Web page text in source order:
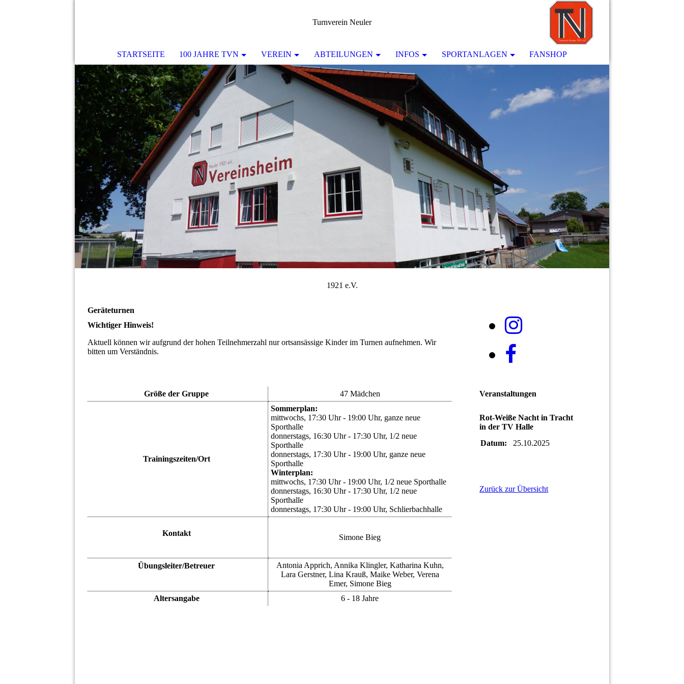
Turnverein Neuler
STARTSEITE 100 JAHRE TVN VEREIN ABTEILUNGEN INFOS SPORTANLAGEN FANSHOP
1921 e.V.
Geräteturnen
Wichtiger Hinweis!
Aktuell können wir aufgrund der hohen Teilnehmerzahl nur ortsansässige Kinder im Turnen aufnehmen. Wir
bitten um Verständnis.
Größe der Gruppe 47 Mädchen
Trainingszeiten/Ort
Sommerplan:
mittwochs, 17:30 Uhr - 19:00 Uhr, ganze neue
Sporthalle
donnerstags, 16:30 Uhr - 17:30 Uhr, 1/2 neue
Sporthalle
donnerstags, 17:30 Uhr - 19:00 Uhr, ganze neue
Sporthalle
Winterplan:
mittwochs, 17:30 Uhr - 19:00 Uhr, 1/2 neue Sporthalle
donnerstags, 16:30 Uhr - 17:30 Uhr, 1/2 neue
Sporthalle
donnerstags, 17:30 Uhr - 19:00 Uhr, Schlierbachhalle
Kontakt Simone Bieg
Übungsleiter/Betreuer
Antonia Apprich, Annika Klingler, Katharina Kuhn,
Lara Gerstner, Lina Krauß, Maike Weber, Verena
Emer, Simone Bieg
Altersangabe
6 - 18 Jahre
Veranstaltungen
Rot-Weiße Nacht in Tracht
in der TV Halle
Datum:
25.10.2025
Zurück zur Übersicht